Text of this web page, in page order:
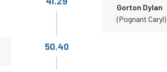
Gorton Dylan
(Pognant Caryl)
50.40